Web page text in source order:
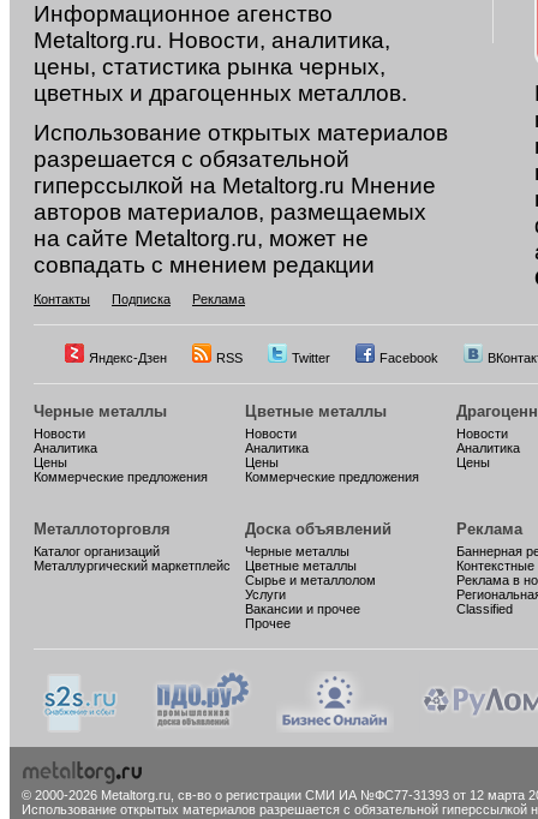
Информационное агенство
Metaltorg.ru. Новости, аналитика,
цены, статистика рынка черных,
цветных и драгоценных металлов.
Использование открытых материалов
разрешается с обязательной
гиперссылкой на Metaltorg.ru Мнение
авторов материалов, размещаемых
на сайте Metaltorg.ru, может не
совпадать с мнением редакции
Контакты Подписка Реклама
Яндекс-Дзен RSS Twitter Facebook
Черные металлы
Новости
Аналитика
Цены
Коммерческие предложения
Цветные металлы
Новости
Аналитика
Цены
Коммерческие предложения
Новости
Аналитика
Цены
Металлоторговля
Каталог организаций
Металлургический маркетплейс
Доска объявлений
Черные металлы
Цветные металлы
Сырье и металлолом
Услуги
Вакансии и прочее
Прочее
Реклама
Баннерная
Реклама в
Classified
© 2000-2026 Metaltorg.ru, св-во о регистрации СМИ ИА №ФС77-31393 от 12 марта
Использование открытых материалов разрешается с обязательной гиперссылкой